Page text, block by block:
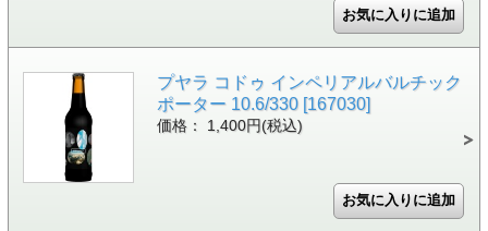
プヤラ コドゥ インペリアルバルチック
ポーター 10.6/330 [167030]
価格： 1,400円(税込)